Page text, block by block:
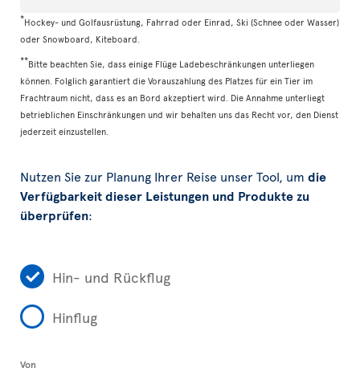
*Hockey- und Golfausrüstung, Fahrrad oder Einrad, Ski (Schnee oder Wasser)
oder Snowboard, Kiteboard.
**Bitte beachten Sie, dass einige Flüge Ladebeschränkungen unterliegen
können. Folglich garantiert die Vorauszahlung des Platzes für ein Tier im
Frachtraum nicht, dass es an Bord akzeptiert wird. Die Annahme unterliegt
betrieblichen Einschränkungen und wir behalten uns das Recht vor, den Dienst
jederzeit einzustellen.
Nutzen Sie zur Planung Ihrer Reise unser Tool, um die
Verfügbarkeit dieser Leistungen und Produkte zu
überprüfen:
Hin- und Rückflug
Hinflug
Von